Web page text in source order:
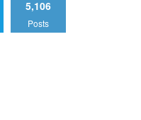
5,106
Posts